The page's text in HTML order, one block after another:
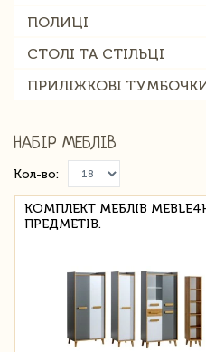
ПОЛИЦІ
СТОЛІ ТА СТІЛЬЦІ
ПРИЛІЖКОВІ
НАБІР МЕБЛІВ
Кол-во:
КОМПЛЕКТ МЕБЛІВ
ПРЕДМЕТІВ.